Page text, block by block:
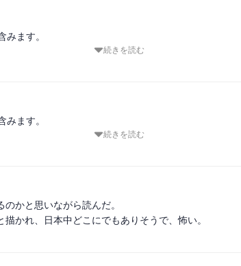
みます。
人たち、人間臭くて好きだわー。
失速したように思えてもったいないわ。
。
続きを読む
みます。
の市での仕事に嫌気がさし早く県庁復帰したいとや
禁される。
暴力団OBだったことで大怪我、先輩の殺人にまで付
部妙子は新興宗教に。
えない。
はまるところもあったり身近な人を思い浮かべたり
すく。どの人も置かれた場所で頑張ってるのに上手く
たけど、特に絡むこともない。個性的な人揃いなので
続きを読む
かと思いながら読んだ。
かれ、日本中どこにでもありそうで、怖い。